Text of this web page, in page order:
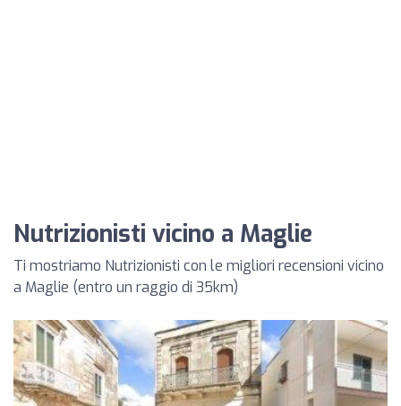
Nutrizionisti vicino a Maglie
Ti mostriamo Nutrizionisti con le migliori recensioni vicino
a Maglie (entro un raggio di 35km)